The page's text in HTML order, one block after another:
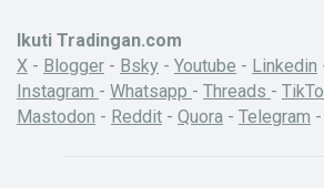
Ikuti Tradingan.com
X - Blogger - Bsky - Youtube - Linkedin
Instagram - Whatsapp - Threads -
Mastodon - Reddit - Quora - Telegram -